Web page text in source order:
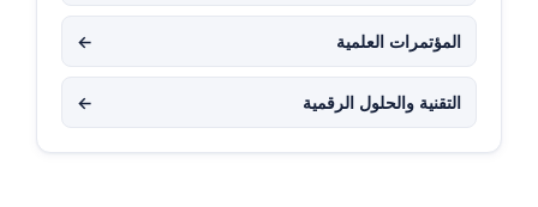
المؤتمرات العلمية ←
التقنية والحلول الرقمية ←